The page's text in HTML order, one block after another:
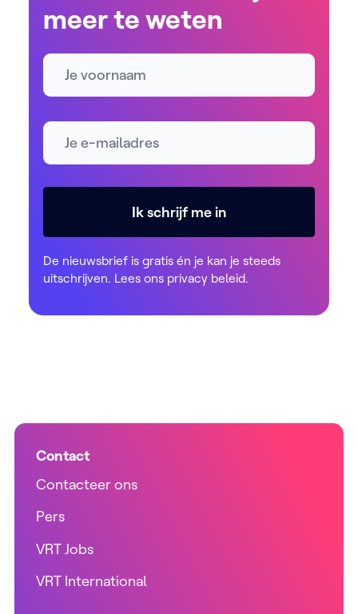
meer te weten
Naam
E-mailadres *
Ik schrijf me in
De nieuwsbrief is gratis én je kan je steeds
uitschrijven. Lees ons privacy beleid.
Contact
Contacteer ons
Pers
VRT Jobs
VRT International